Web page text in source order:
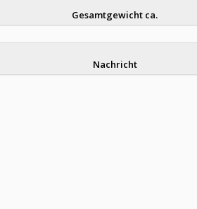
Gesamtgewicht ca.
Nachricht